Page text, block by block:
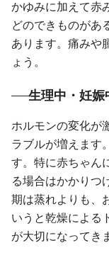
かゆみに加えて赤
どのできものがあ
あります。痛みや
ょう。
生理中・妊娠
ホルモンの変化が
ラブルが増えます
す。特に赤ちゃん
る場合はかかりつ
期は蒸れよりも、
いうと乾燥による
が大切になってき